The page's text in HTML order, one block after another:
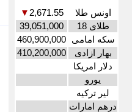
اونس طلا 2,671.55
▼
طلای 18
39,051,000
سکه امامی 460,900,000
بهار ازادی
410,200,000
دلار امریکا
یورو
لیر ترکیه
درهم امارات